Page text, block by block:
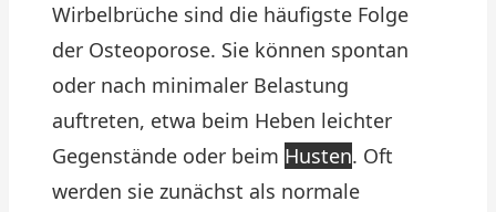
Wirbelbrüche sind die häufigste Folge
der Osteoporose. Sie können spontan
oder nach minimaler Belastung
auftreten, etwa beim Heben leichter
Gegenstände oder beim Husten. Oft
werden sie zunächst als normale